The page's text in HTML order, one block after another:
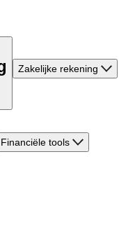
Zakelijke rekening
Financiële tools